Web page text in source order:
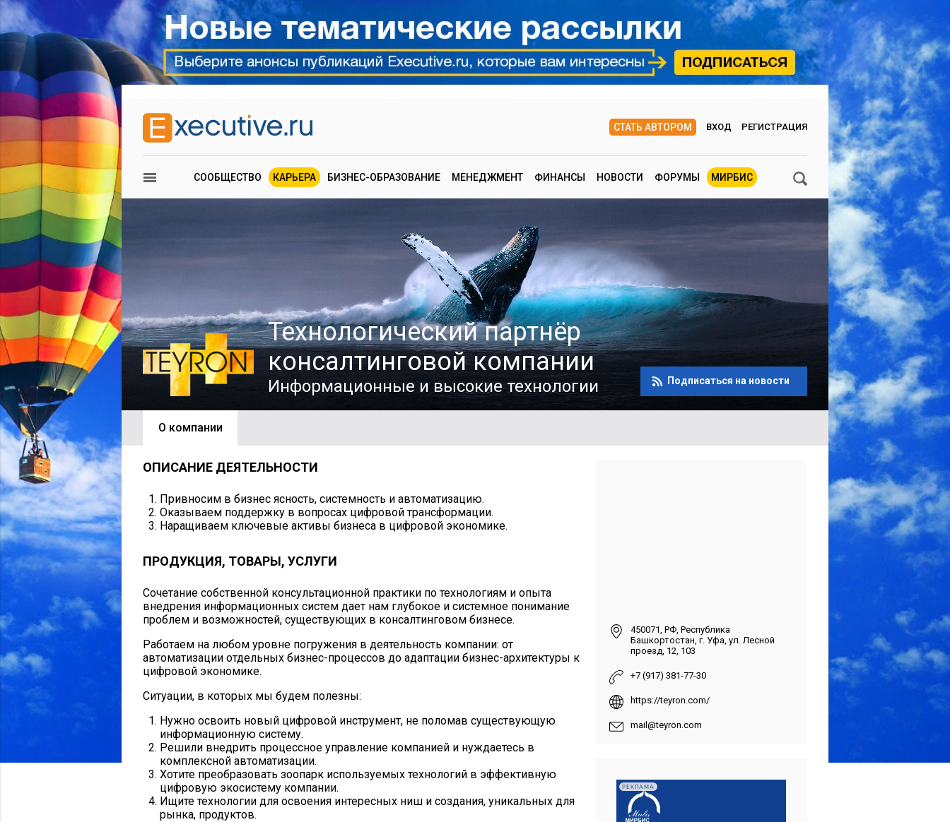
СТАТЬ АВТОРОМ ВХОД РЕГИСТРАЦИЯ
СООБЩЕСТВО КАРЬЕРА БИЗНЕС-ОБРАЗОВАНИЕ МЕНЕДЖМЕНТ ФИНАНСЫ НОВОСТИ ФОРУМЫ МИРБИС
Технологический партнёр
консалтинговой компании
Информационные и высокие технологии Подписаться на новости
О компании
ОПИСАНИЕ ДЕЯТЕЛЬНОСТИ
Привносим в бизнес ясность, системность и автоматизацию.
Оказываем поддержку в вопросах цифровой трансформации.
Наращиваем ключевые активы бизнеса в цифровой экономике.
ПРОДУКЦИЯ, ТОВАРЫ, УСЛУГИ
Сочетание собственной консультационной практики по технологиям и опыта
внедрения информационных систем дает нам глубокое и системное понимание
проблем и возможностей, существующих в консалтинговом бизнесе.
Работаем на любом уровне погружения в деятельность компании: от
автоматизации отдельных бизнес-процессов до адаптации бизнес-архитектуры к
цифровой экономике.
Ситуации, в которых мы будем полезны:
Нужно освоить новый цифровой инструмент, не поломав существующую
информационную систему.
Решили внедрить процессное управление компанией и нуждаетесь в
комплексной автоматизации.
Хотите преобразовать зоопарк используемых технологий в эффективную
цифровую экосистему компании.
Ищите технологии для освоения интересных ниш и создания, уникальных для
рынка, продуктов.
450071, РФ, Республика
Башкортостан, г. Уфа, ул. Лесной
проезд, 12, 103
+7 (917) 381-77-30
https://teyron.com/
mail@teyron.com
РЕКЛАМА